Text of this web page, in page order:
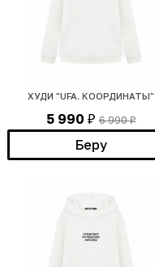
ХУДИ "UFA. КООРДИНАТЫ"
5 990 ₽ 6 990₽
Беру